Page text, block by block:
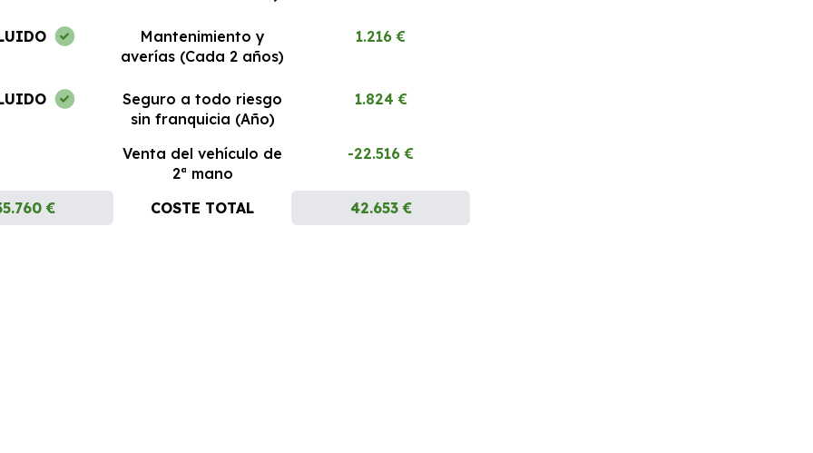
Mantenimiento y
averías (Cada 2 años)
1.216 €
Seguro a todo riesgo
sin franquicia (Año)
1.824 €
Venta del vehículo de
2ª mano
-22.516 €
€ COSTE TOTAL 42.653 €